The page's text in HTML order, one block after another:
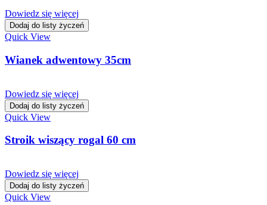
Dowiedz się więcej
Dodaj do listy życzeń
Quick View
Wianek adwentowy 35cm
Dowiedz się więcej
Dodaj do listy życzeń
Quick View
Stroik wiszący rogal 60 cm
Dowiedz się więcej
Dodaj do listy życzeń
Quick View